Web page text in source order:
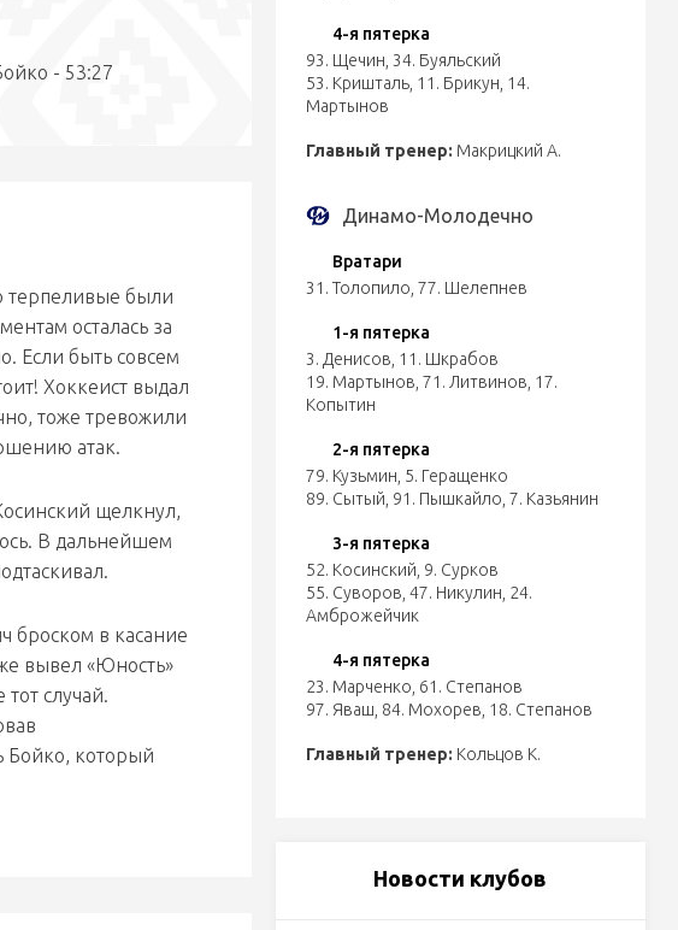
- 53:27
терпеливые были
осталась за
Если быть совсем
Хоккеист выдал
тоже тревожили
атак.
щелкнул,
В дальнейшем
броском в касание
вывел «Юность»
случай.
Бойко, который
4-я пятерка
93. Щечин 34. Буяльский
53. Кришталь, 11. Брикун 14.
Мартынов
Главный тренер: Макрицкий А.
Динамо-Молодечно
Вратари
31. Толопило 77. Шелепнев
1-я пятерка
3. Денисов 11. Шкрабов
19. Мартынов 71. Литвинов 17.
Копытин
2-я пятерка
79. Кузьмин 5. Геращенко
89. Сытый 91. Пышкайло 7. Казьянин
3-я пятерка
52. Косинский 9. Сурков
55. Суворов 47. Никулин 24.
Амброжейчик
4-я пятерка
23. Марченко 61. Степанов
97. Яваш 84. Мохорев 18. Степанов
Главный тренер: Кольцов К.
Новости клубов